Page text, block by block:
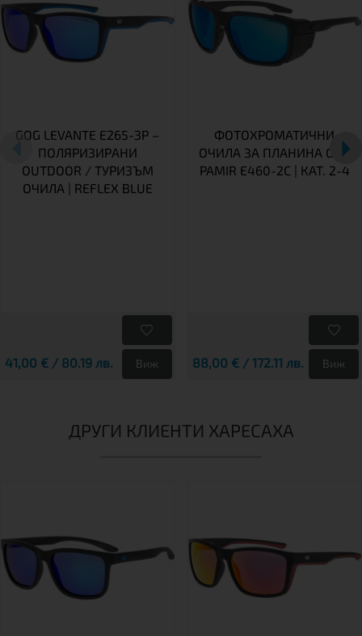
GOG LEVANTE E265-3P –
ПОЛЯРИЗИРАНИ
OUTDOOR / ТУРИЗЪМ
ОЧИЛА | REFLEX BLUE
41,00 € / 80.19 лв. Виж
ФОТОХРОМАТИЧНИ
ОЧИЛА ЗА ПЛАНИНА GOG
PAMIR E460-2C | КАТ. 2-4
88,00 € / 172.11 лв. Виж
ДРУГИ КЛИЕНТИ ХАРЕСАХА